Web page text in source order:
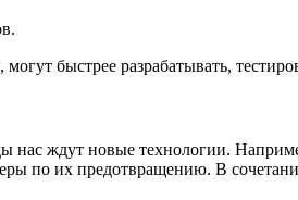
быстрее разрабатывать,
нас ждут новые технологии.
по их предотвращению. В